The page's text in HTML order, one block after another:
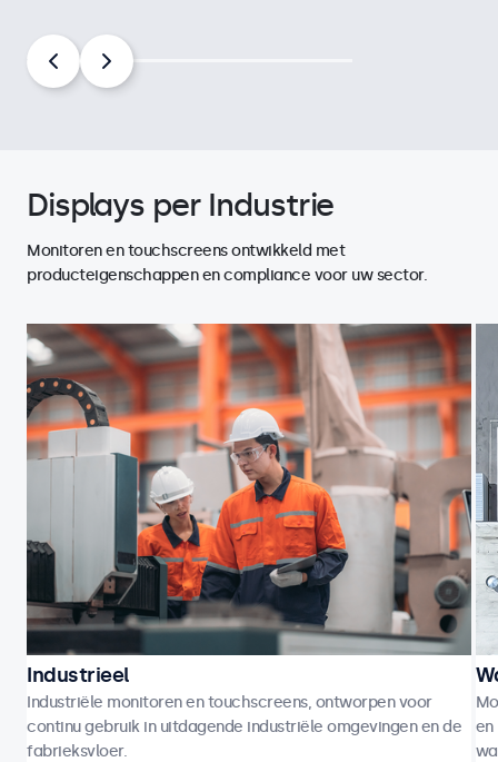
Displays per Industrie
Monitoren en touchscreens ontwikkeld met
producteigenschappen en compliance voor uw sector.
Industrieel
Industriële monitoren en touchscreens, ontworpen voor
continu gebruik in uitdagende industriële omgevingen en de
fabrieksvloer.
en